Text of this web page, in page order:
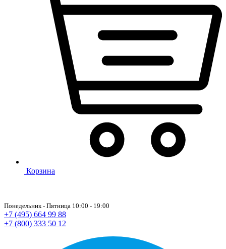
Корзина
Понедельник - Пятница 10:00 - 19:00
+7 (495) 664 99 88
+7 (800) 333 50 12